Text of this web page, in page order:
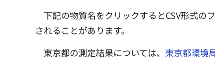
下記の物質名をクリックするとCSV形式の
されることがあります。
東京都の測定結果については、 東京都環境